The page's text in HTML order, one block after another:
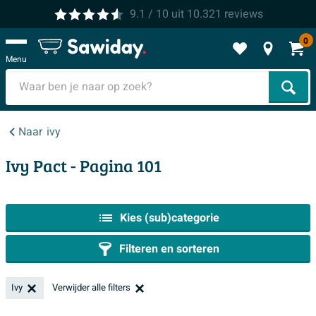
9.1 / 10 uit 10.321 reviews
Menu
0
Naar ivy
Ivy Pact- Pagina 101
Kies (sub)categorie
Filteren en sorteren
Ivy Verwijder alle filters